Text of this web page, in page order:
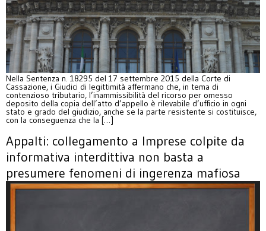
Nella Sentenza n. 18295 del 17 settembre 2015 della Corte di
Cassazione, i Giudici di legittimità affermano che, in tema di
contenzioso tributario, l’inammissibilità del ricorso per omesso
deposito della copia dell’atto d’appello è rilevabile d’ufficio in ogni
stato e grado del giudizio, anche se la parte resistente si costituisce,
con la conseguenza che la […]
Appalti: collegamento a Imprese colpite da
informativa interdittiva non basta a
presumere fenomeni di ingerenza mafiosa